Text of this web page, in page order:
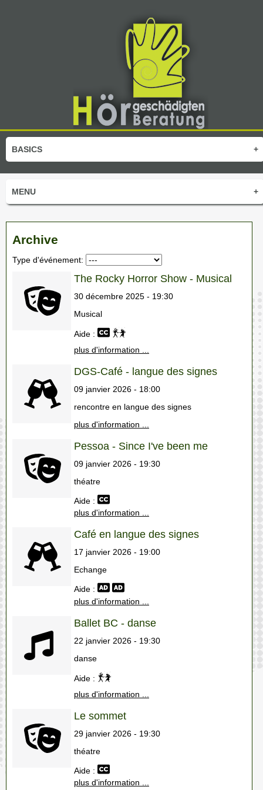
+
BASICS
+
MENU
Archive
Type d'événement:
The Rocky Horror Show - Musical
30 décembre 2025 - 19:30
Musical
Aide :
plus d'information ...
DGS-Café - langue des signes
09 janvier 2026 - 18:00
rencontre en langue des signes
plus d'information ...
Pessoa - Since I've been me
09 janvier 2026 - 19:30
théatre
Aide :
plus d'information ...
Café en langue des signes
17 janvier 2026 - 19:00
Echange
Aide :
plus d'information ...
Ballet BC - danse
22 janvier 2026 - 19:30
danse
Aide :
plus d'information ...
Le sommet
29 janvier 2026 - 19:30
théatre
Aide :
plus d'information ...